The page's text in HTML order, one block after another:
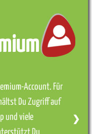
Account. Für
Du Zugriff auf
und viele
❯